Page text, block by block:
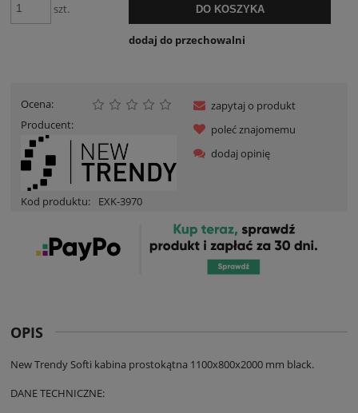
szt. DO KOSZYKA
dodaj do przechowalni
Ocena:
Producent:
Kod produktu: EXK-3970
zapytaj o produkt
poleć znajomemu
dodaj opinię
OPIS
New Trendy Softi kabina prostokątna 1100x800x2000 mm black.
DANE TECHNICZNE: